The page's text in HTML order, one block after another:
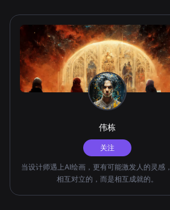
伟栋
关注
当设计师遇上AI绘画，更有可能激发人的灵感
相互对立的，而是相互成就的。